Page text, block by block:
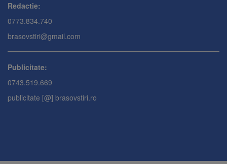
Redactie:
0773.834.740
brasovstiri@gmail.com
Publicitate:
0743.519.669
publicitate [@] brasovstiri.ro